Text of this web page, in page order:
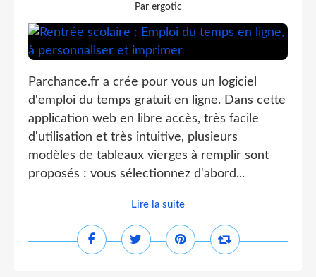
Par ergotic
Parchance.fr a crée pour vous un logiciel
d'emploi du temps gratuit en ligne. Dans cette
application web en libre accès, très facile
d'utilisation et très intuitive, plusieurs
modèles de tableaux vierges à remplir sont
proposés : vous sélectionnez d'abord...
Lire la suite